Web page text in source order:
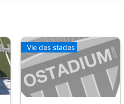
Vie des stades